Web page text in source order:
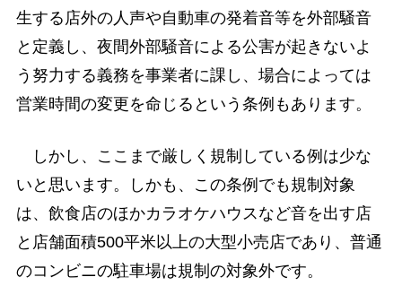
生する店外の人声や自動車の発着音等を外部騒音
と定義し、夜間外部騒音による公害が起きないよ
う努力する義務を事業者に課し、場合によっては
営業時間の変更を命じるという条例もあります。
しかし、ここまで厳しく規制している例は少な
いと思います。しかも、この条例でも規制対象
は、飲食店のほかカラオケハウスなど音を出す店
と店舗面積500平米以上の大型小売店であり、普通
のコンビニの駐車場は規制の対象外です。